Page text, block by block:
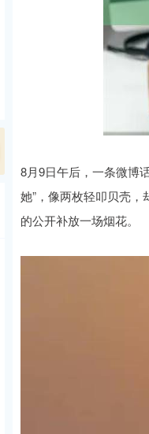
8月9日午后，一条微博
她”，像两枚轻叩贝壳，
的公开补放一场烟花。